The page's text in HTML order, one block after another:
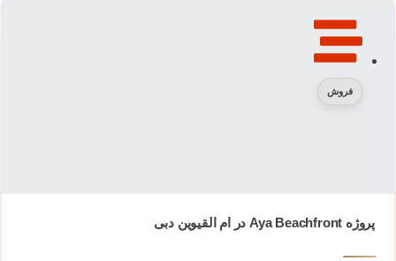
پروژه Aya Beachfront در ام‌ القیوین دبی
فروش